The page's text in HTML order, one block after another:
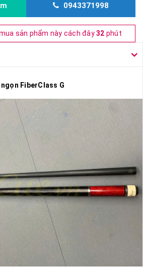
0943371998
sản phẩm này cách đây32 phút
FiberClass G